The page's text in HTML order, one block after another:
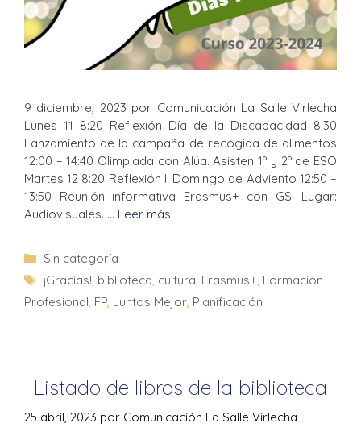
9 diciembre, 2023 por Comunicación La Salle Virlecha
Lunes 11 8:20 Reflexión Día de la Discapacidad 8:30
Lanzamiento de la campaña de recogida de alimentos
12:00 – 14:40 Olimpiada con Alúa. Asisten 1º y 2º de ESO
Martes 12 8:20 Reflexión II Domingo de Adviento 12:50 –
13:50 Reunión informativa Erasmus+ con GS. Lugar:
Audiovisuales. … Leer más
Sin categoría
¡Gracias!, biblioteca, cultura, Erasmus+, Formación
Profesional, FP, Juntos Mejor, Planificación
Listado de libros de la biblioteca
25 abril, 2023 por Comunicación La Salle Virlecha